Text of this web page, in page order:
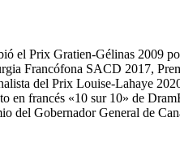
el Prix Gratien-Gélinas 2009
Francófona SACD 2017,
del Prix Louise-Lahaye
en francés «10 sur 10» de
del Gobernador General de